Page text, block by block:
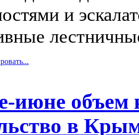
и
июне объем
в